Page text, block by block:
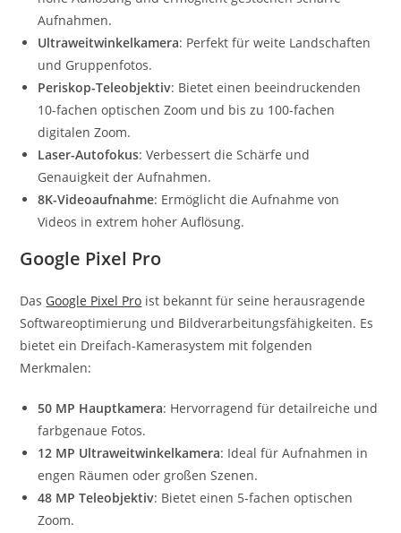
Aufnahmen.
Ultraweitwinkelkamera: Perfekt für weite Landschaften
und Gruppenfotos.
Periskop-Teleobjektiv: Bietet einen beeindruckenden
10-fachen optischen Zoom und bis zu 100-fachen
digitalen Zoom.
Laser-Autofokus: Verbessert die Schärfe und
Genauigkeit der Aufnahmen.
8K-Videoaufnahme: Ermöglicht die Aufnahme von
Videos in extrem hoher Auflösung.
Google Pixel Pro
Das Google Pixel Pro ist bekannt für seine herausragende
Softwareoptimierung und Bildverarbeitungsfähigkeiten. Es
bietet ein Dreifach-Kamerasystem mit folgenden
Merkmalen:
50 MP Hauptkamera: Hervorragend für detailreiche und
farbgenaue Fotos.
12 MP Ultraweitwinkelkamera: Ideal für Aufnahmen in
engen Räumen oder großen Szenen.
48 MP Teleobjektiv: Bietet einen 5-fachen optischen
Zoom.